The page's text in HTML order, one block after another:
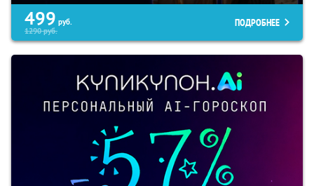
499 руб.
1290руб.
ПОДРОБНЕЕ